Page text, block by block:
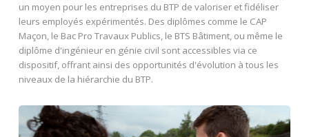
un moyen pour les entreprises du BTP de valoriser et fidéliser
leurs employés expérimentés. Des diplômes comme le CAP
Maçon, le Bac Pro Travaux Publics, le BTS Bâtiment, ou même le
diplôme d'ingénieur en génie civil sont accessibles via ce
dispositif, offrant ainsi des opportunités d'évolution à tous les
niveaux de la hiérarchie du BTP.